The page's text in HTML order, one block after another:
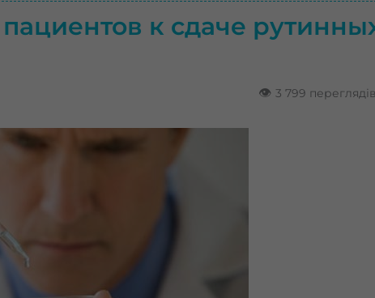
к сдаче
👁3 799 переглядів